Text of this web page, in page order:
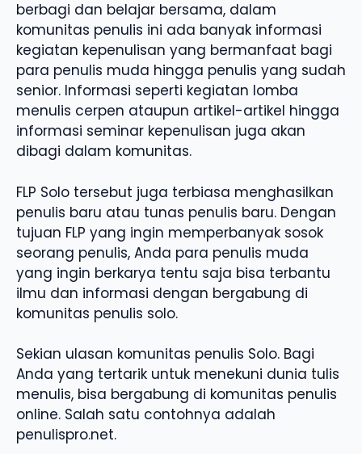
berbagi dan belajar bersama, dalam
komunitas penulis ini ada banyak informasi
kegiatan kepenulisan yang bermanfaat bagi
para penulis muda hingga penulis yang sudah
senior. Informasi seperti kegiatan lomba
menulis cerpen ataupun artikel-artikel hingga
informasi seminar kepenulisan juga akan
dibagi dalam komunitas.
FLP Solo tersebut juga terbiasa menghasilkan
penulis baru atau tunas penulis baru. Dengan
tujuan FLP yang ingin memperbanyak sosok
seorang penulis, Anda para penulis muda
yang ingin berkarya tentu saja bisa terbantu
ilmu dan informasi dengan bergabung di
komunitas penulis solo.
Sekian ulasan komunitas penulis Solo. Bagi
Anda yang tertarik untuk menekuni dunia tulis
menulis, bisa bergabung di komunitas penulis
online. Salah satu contohnya adalah
penulispro.net.